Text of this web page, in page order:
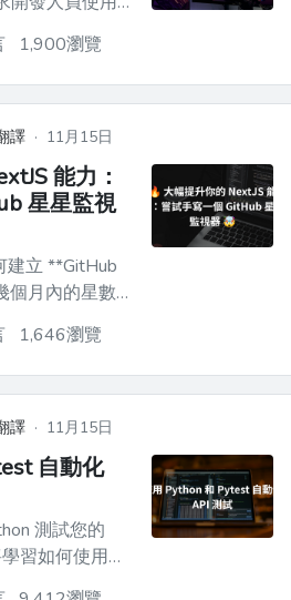
配置資料。這
護的地方，例
是當我們在本
它們？ ![]
1,900瀏覽
譯 · 11月15日
能力：
星星監視
建立 **GitHub
月內的星數以
- 在螢幕
造一個
]
1,646瀏覽
譯 · 11月15日
自動化
測試您的
習如何使用
試我們的